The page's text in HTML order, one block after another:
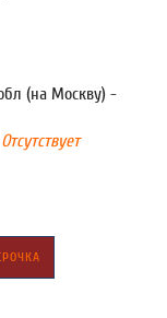
(на Москву) -
Отсутствует